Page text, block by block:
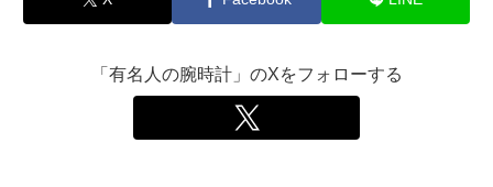
「有名人の腕時計」のXをフォローする